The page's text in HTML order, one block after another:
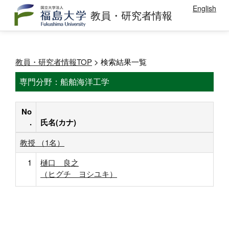
教員・研究者情報 English
教員・研究者情報TOP > 検索結果一覧
専門分野：船舶海洋工学
No
.
氏名(カナ)
教授 （1名）
1
樋口 良之
（ヒグチ ヨシユキ）